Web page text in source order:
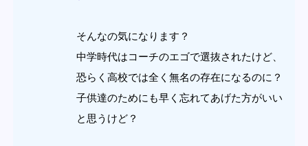
そんなの気になります？
中学時代はコーチのエゴで選抜されたけど、
恐らく高校では全く無名の存在になるのに？
子供達のためにも早く忘れてあげた方がいい
と思うけど？